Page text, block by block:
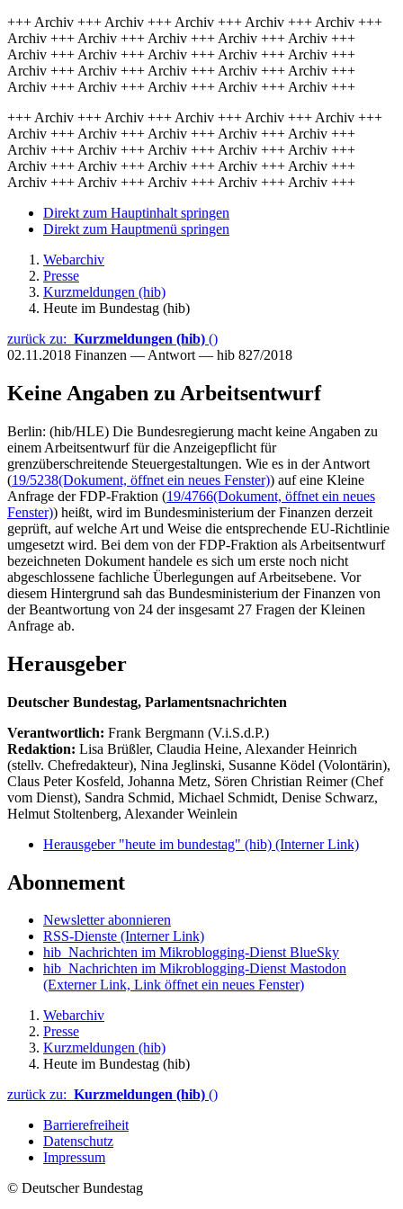
+++ Archiv +++ Archiv +++ Archiv +++ Archiv +++ Archiv +++
Archiv +++ Archiv +++ Archiv +++ Archiv +++ Archiv +++
Archiv +++ Archiv +++ Archiv +++ Archiv +++ Archiv +++
Archiv +++ Archiv +++ Archiv +++ Archiv +++ Archiv +++
Archiv +++ Archiv +++ Archiv +++ Archiv +++ Archiv +++
+++ Archiv +++ Archiv +++ Archiv +++ Archiv +++ Archiv +++
Archiv +++ Archiv +++ Archiv +++ Archiv +++ Archiv +++
Archiv +++ Archiv +++ Archiv +++ Archiv +++ Archiv +++
Archiv +++ Archiv +++ Archiv +++ Archiv +++ Archiv +++
Archiv +++ Archiv +++ Archiv +++ Archiv +++ Archiv +++
Direkt zum Hauptinhalt springen
Direkt zum Hauptmenü springen
Webarchiv
Presse
Kurzmeldungen (hib)
Heute im Bundestag (hib)
zurück zu: Kurzmeldungen (hib) ()
02.11.2018 Finanzen — Antwort — hib 827/2018
Keine Angaben zu Arbeitsentwurf
Berlin: (hib/HLE) Die Bundesregierung macht keine Angaben zu
einem Arbeitsentwurf für die Anzeigepflicht für
grenzüberschreitende Steuergestaltungen. Wie es in der Antwort
(19/5238(Dokument, öffnet ein neues Fenster)) auf eine Kleine
Anfrage der FDP-Fraktion (19/4766(Dokument, öffnet ein neues
Fenster)) heißt, wird im Bundesministerium der Finanzen derzeit
geprüft, auf welche Art und Weise die entsprechende EU-Richtlinie
umgesetzt wird. Bei dem von der FDP-Fraktion als Arbeitsentwurf
bezeichneten Dokument handele es sich um erste noch nicht
abgeschlossene fachliche Überlegungen auf Arbeitsebene. Vor
diesem Hintergrund sah das Bundesministerium der Finanzen von
der Beantwortung von 24 der insgesamt 27 Fragen der Kleinen
Anfrage ab.
Herausgeber
Deutscher Bundestag, Parlamentsnachrichten
Verantwortlich: Frank Bergmann (V.i.S.d.P.)
Redaktion: Lisa Brüßler, Claudia Heine, Alexander Heinrich
(stellv. Chefredakteur), Nina Jeglinski, Susanne Ködel (Volontärin),
Claus Peter Kosfeld, Johanna Metz, Sören Christian Reimer (Chef
vom Dienst), Sandra Schmid, Michael Schmidt, Denise Schwarz,
Helmut Stoltenberg, Alexander Weinlein
Herausgeber "heute im bundestag" (hib) (Interner Link)
Abonnement
Newsletter abonnieren
RSS-Dienste (Interner Link)
hib_Nachrichten im Mikroblogging-Dienst BlueSky
hib_Nachrichten im Mikroblogging-Dienst Mastodon
(Externer Link, Link öffnet ein neues Fenster)
Webarchiv
Presse
Kurzmeldungen (hib)
Heute im Bundestag (hib)
zurück zu: Kurzmeldungen (hib) ()
Barrierefreiheit
Datenschutz
Impressum
© Deutscher Bundestag